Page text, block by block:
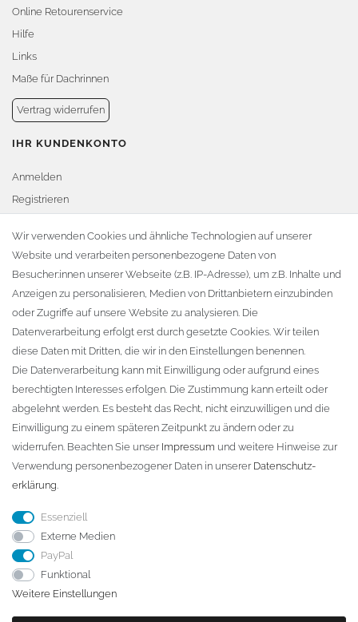
Online Retourenservice
Hilfe
Links
Maße für Dachrinnen
Vertrag widerrufen
IHR KUNDENKONTO
Anmelden
Registrieren
Warenkorb
Zur Kasse
KONTAKT
Fa. Steffen Jost
Söbrigener Weg 50
D-01796 Pirna
Telefon:+49 (0)3501 507295
info@dach-teufel.de
Wir verwenden Cookies und ähnliche Technologien auf unserer
Website und verarbeiten personenbezogene Daten von
Besucher:innen unserer Webseite (z.B. IP-Adresse), um z.B. Inhalte und
Anzeigen zu personalisieren, Medien von Drittanbietern einzubinden
oder Zugriffe auf unsere Website zu analysieren. Die
Datenverarbeitung erfolgt erst durch gesetzte Cookies. Wir teilen
diese Daten mit Dritten, die wir in den Einstellungen benennen.
Die Datenverarbeitung kann mit Einwilligung oder aufgrund eines
berechtigten Interesses erfolgen. Die Zustimmung kann erteilt oder
abgelehnt werden. Es besteht das Recht, nicht einzuwilligen und die
Einwilligung zu einem späteren Zeitpunkt zu ändern oder zu
widerrufen. Beachten Sie unser Impressum und weitere Hinweise zur
Verwendung personenbezogener Daten in unserer Daten­schutz­
erklärung.
Essenziell
Externe Medien
PayPal
Funktional
Weitere Einstellungen